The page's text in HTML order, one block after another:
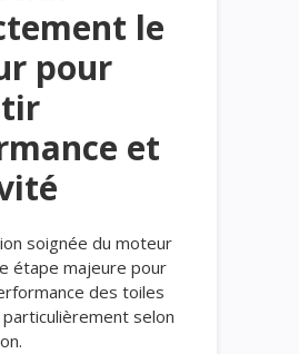
le
pour
et
soignée du moteur
étape majeure pour
des toiles
selon